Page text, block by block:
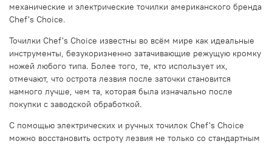
механические и электрические точилки американского бренда
Chef's Choice.
Точилки Chef's Choice известны во всём мире как идеальные
инструменты, безукоризненно затачивающие режущую кромку
ножей любого типа. Более того, те, кто использует их,
отмечают, что острота лезвия после заточки становится
намного лучше, чем та, которая была изначально после
покупки с заводской обработкой.
С помощью электрических и ручных точилок Chef's Choice
можно восстановить остроту лезвия не только со стандартным